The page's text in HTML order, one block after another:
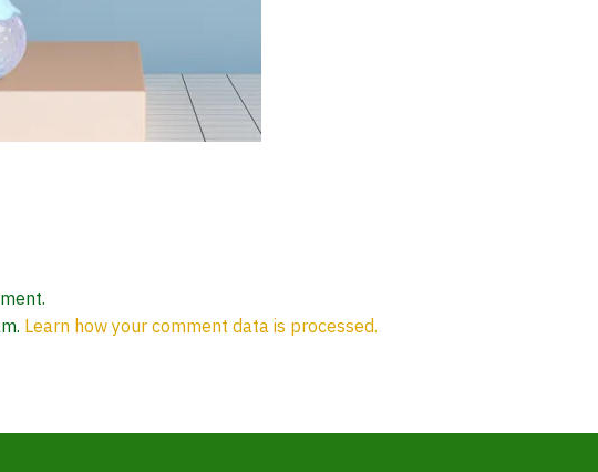
Learn how your comment data is processed.